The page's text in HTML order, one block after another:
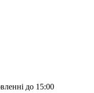
до 15:00